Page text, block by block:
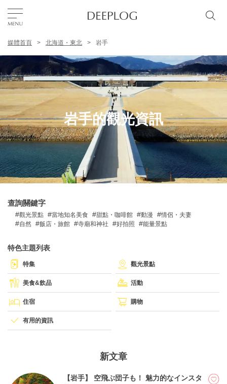
TOP
區域
特色主題
繁體中文
關於DEEPLOG
隐私政策
網站營運企業
媒體首頁 北海道・東北 岩手
岩手的觀光資訊
查詢關鍵字
觀光景點 當地知名美食 甜點・咖啡館 動漫
情侶・夫妻
自然
飯店・旅館 寺廟和神社 好拍照 能量景點
特色主題列表
特集 觀光景點
美食&飲品 活動
住宿 購物
有用的資訊
新文章
【岩手】 空飛ぶ団子も！ 魅力的なインスタ